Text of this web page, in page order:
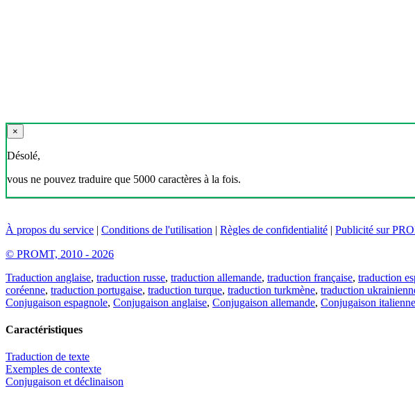
×
Désolé,
vous ne pouvez traduire que 5000 caractères à la fois.
À propos du service | Conditions de l'utilisation | Règles de confidentialité | Publicité sur
© PROMT, 2010 - 2026
Traduction anglaise, traduction russe, traduction allemande, traduction française, traduction
coréenne, traduction portugaise, traduction turque, traduction turkmène, traduction
Conjugaison espagnole, Conjugaison anglaise, Conjugaison allemande, Conjugaison italienne
Caractéristiques
Traduction de texte
Exemples de contexte
Conjugaison et déclinaison